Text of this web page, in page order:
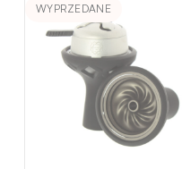
WYPRZEDANE